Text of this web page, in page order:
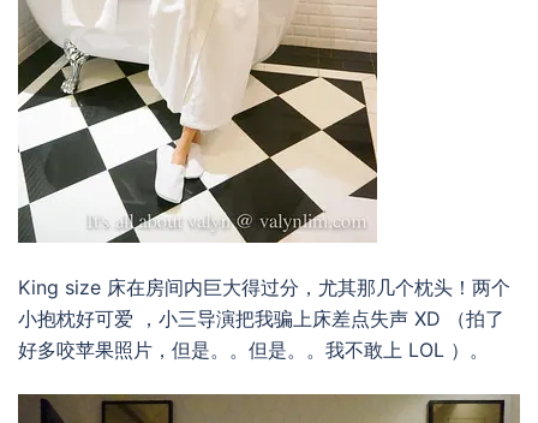
King size 床在房间内巨大得过分，尤其那几个枕头！两个
小抱枕好可爱 ，小三导演把我骗上床差点失声 XD （拍了
好多咬苹果照片，但是。。但是。。我不敢上 LOL ）。